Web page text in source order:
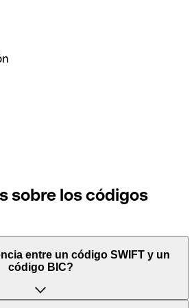
sobre los códigos
entre un código SWIFT y un
código BIC?